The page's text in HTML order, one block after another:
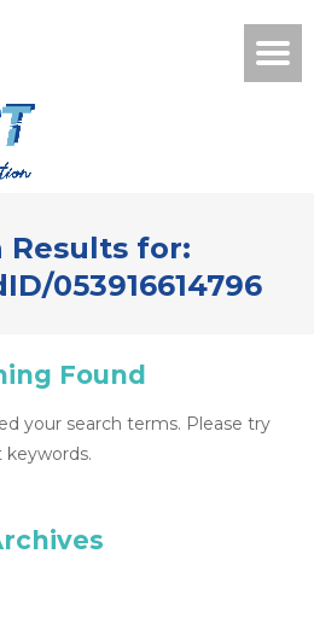
Results for:
053916614796
Found
your search terms. Please try